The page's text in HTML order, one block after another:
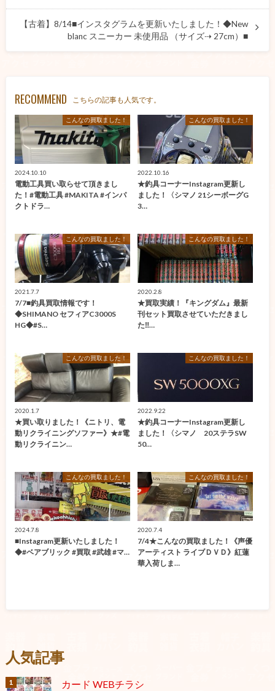
【古着】8/14■インスタグラムを更新いたしました！◆New
blanc スニーカー 未使用品 （サイズ⇢ 27cm）■
RECOMMEND こちらの記事も人気です。
こんなの買取ました！
2024.10.10
電動工具買い取らせて頂きまし
た！#電動工具 #MAKITA #インパ
クトドラ…
こんなの買取ました！
2022.10.16
★釣具コーナーInstagram更新し
ました！〈シマノ 21シーボーグG
3…
こんなの買取ました！
2021.7.7
7/7■釣具買取情報です！
◆SHIMANO セフィアC3000S
HG◆#S…
こんなの買取ました！
2020.2.8
★買取実績！『キングダム』最新
刊セット買取させていただきまし
た‼…
こんなの買取ました！
2020.1.7
★買い取りました！《ニトリ、電
動リクライニングソファー》★#電
動リクライニン…
こんなの買取ました！
2022.9.22
★釣具コーナーInstagram更新し
ました！〈シマノ 20ステラSW
50…
こんなの買取ました！
2024.7.8
■Instagram更新いたしました！
◆#ベアブリック #買取 #武雄 #マ…
こんなの買取ました！
2020.7.4
7/4★こんなの買取ました！《声優
アーティスト ライブＤＶＤ》紅蓮
華入荷しま…
人気記事
カード WEBチラシ